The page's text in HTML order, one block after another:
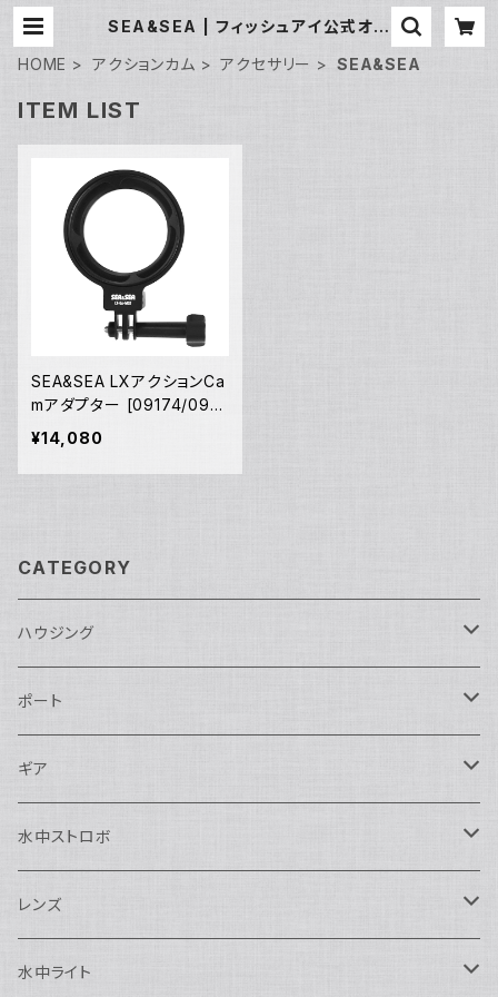
SEA&SEA | フィッシュアイ公式オン
HOME
アクションカム アクセサリー SEA&SEA
ITEM LIST
SEA&SEA LXアクションCa
mアダプター [09174/0917
5]
¥14,080
CATEGORY
ハウジング
Nikon用
Nauticam
SEA&SEA
Canon用
Nauticam
SEA&SEA
Sony用
Nautciam
SEA&SEA
OM SYSTEM用
Nauticam
Panasonic用
ポート
Nauticam
N120ドームポート
N120マクロポート
SEA&SEA
ドームポート
マクロポート
AOI
ドームポート
FIX
ギア
AOI
OM SYSTEM用
Nauticam
SEA&SEA
水中ストロボ
SEA&SEA
アクセサリー
AOI
レンズ
マクロコンバージョンレンズ
水中ライト